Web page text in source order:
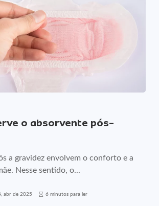
o absorvente pós-
a gravidez envolvem o conforto e a
Nesse sentido, o...
abr de 2025 6 minutos para ler